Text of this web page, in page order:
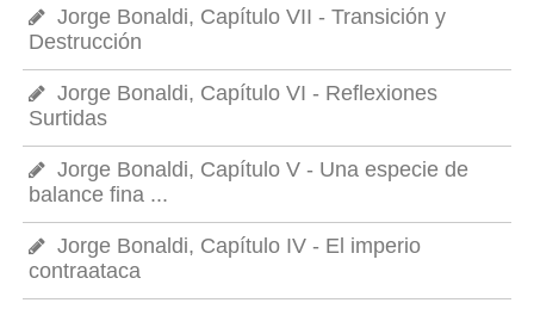
Jorge Bonaldi, Capítulo VII - Transición y
Destrucción
Jorge Bonaldi, Capítulo VI - Reflexiones
Surtidas
Jorge Bonaldi, Capítulo V - Una especie de
balance fina ...
Jorge Bonaldi, Capítulo IV - El imperio
contraataca